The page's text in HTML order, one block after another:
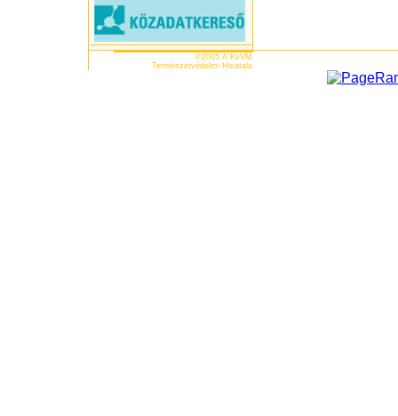
©2005 A KvVM
Természetvédelmi Hivatala